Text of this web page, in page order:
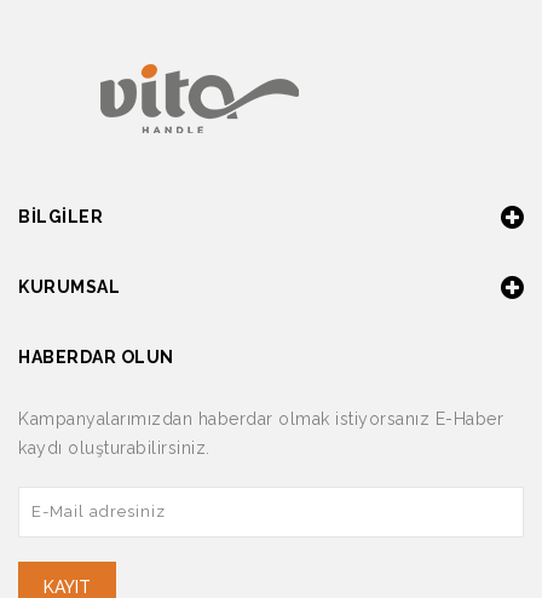
BILGILER
KURUMSAL
HABERDAR OLUN
Kampanyalarımızdan haberdar olmak istiyorsanız E-Haber
kaydı oluşturabilirsiniz.
KAYIT